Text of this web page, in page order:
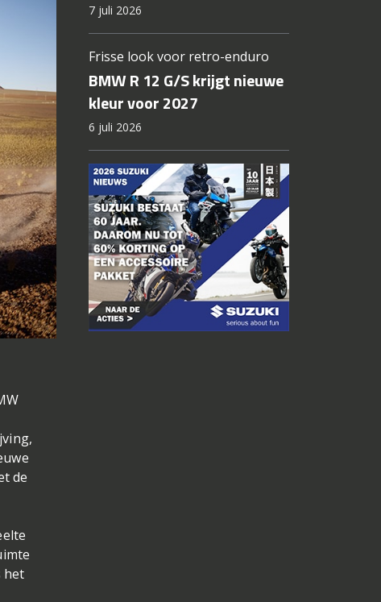
de
het
7 juli 2026
Frisse look voor retro-enduro
BMW R 12 G/S krijgt nieuwe
kleur voor 2027
6 juli 2026